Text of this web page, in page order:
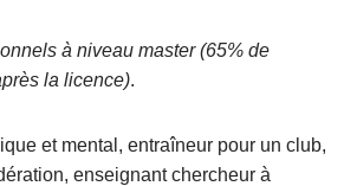
à niveau master (65% de
la licence).
et mental, entraîneur pour un club,
enseignant chercheur à